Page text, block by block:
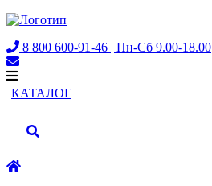
8 800 600-91-46 | Пн-Сб 9.00-18.00
КАТАЛОГ